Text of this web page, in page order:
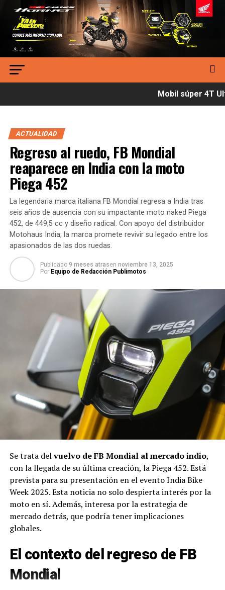
Mobil súper 4T
ACTUALIDAD
Regreso al ruedo, FB Mondial
reaparece en India con la moto
Piega 452
La legendaria marca italiana FB Mondial regresa a India tras
seis años de ausencia con su impactante moto naked Piega
452, de 449,5 cc y diseño radical. Con apoyo del distribuidor
Motohaus India, la marca promete revivir su legado entre los
apasionados de las dos ruedas.
Publicado 9 meses atrasen noviembre 13, 2025
Por Equipo de Redacción Publimotos
Se trata delvuelvo de FB Mondial al mercado indio,
con la llegada de su última creación, la Piega 452. Está
prevista para su presentación en el evento India Bike
Week 2025. Esta noticia no solo despierta interés por la
moto en sí. Además, interesa por la estrategia de
mercado detrás, que podría tener implicaciones
globales.
El contexto del regreso de FB
Mondial